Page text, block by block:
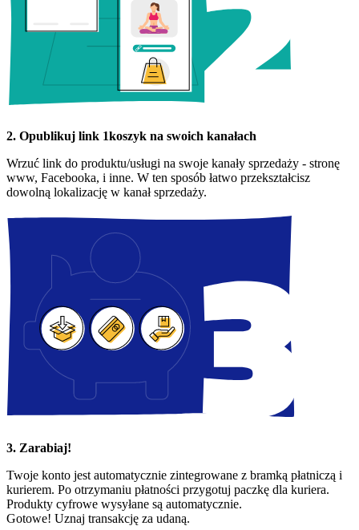
2. Opublikuj link 1koszyk na swoich kanałach
Wrzuć link do produktu/usługi na swoje kanały sprzedaży - stronę
www, Facebooka, i inne. W ten sposób łatwo przekształcisz
dowolną lokalizację w kanał sprzedaży.
3. Zarabiaj!
Twoje konto jest automatycznie zintegrowane z bramką płatniczą i
kurierem. Po otrzymaniu płatności przygotuj paczkę dla kuriera.
Produkty cyfrowe wysyłane są automatycznie.
Gotowe! Uznaj transakcję za udaną.